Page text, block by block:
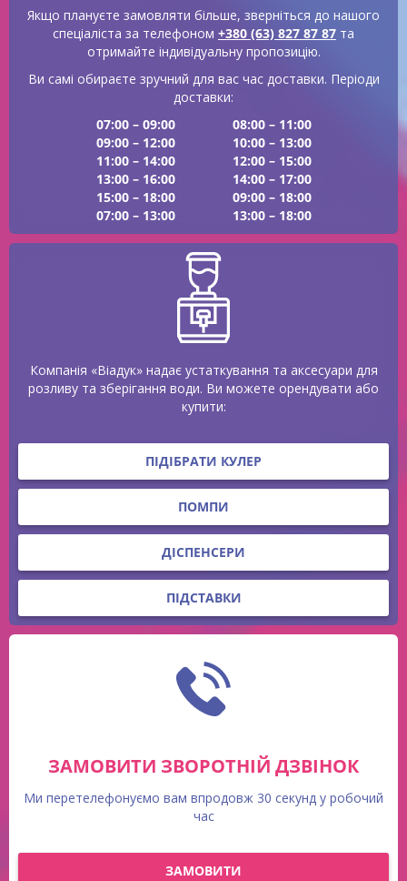
Якщо плануєте замовляти більше, зверніться до нашого
спеціаліста за телефоном +380 (63) 827 87 87 та
отримайте індивідуальну пропозицію.
Ви самі обираєте зручний для вас час доставки. Періоди
доставки:
07:00 – 09:00
08:00 – 11:00
09:00 – 12:00
10:00 – 13:00
11:00 – 14:00
12:00 – 15:00
13:00 – 16:00
14:00 – 17:00
15:00 – 18:00
09:00 – 18:00
07:00 – 13:00
13:00 – 18:00
Компанія «Віадук» надає устаткування та аксесуари для
розливу та зберігання води. Ви можете орендувати або
купити:
ПІДІБРАТИ КУЛЕР
ПОМПИ
ДІСПЕНСЕРИ
ПІДСТАВКИ
ЗАМОВИТИ ЗВОРОТНІЙ ДЗВІНОК
Ми перетелефонуємо вам впродовж 30 секунд у робочий
час
ЗАМОВИТИ